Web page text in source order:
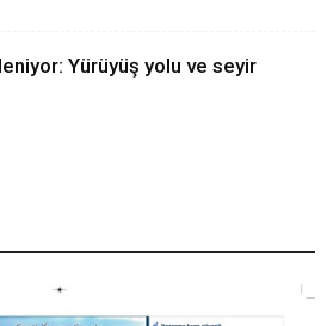
Yürüyüş yolu ve seyir